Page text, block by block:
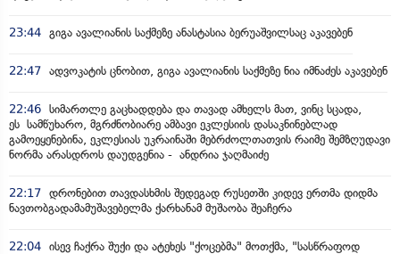
23:44 გიგა ავალიანის საქმეზე ანასტასია ბერუაშვილსაც აკავებენ
22:47 ადვოკატის ცნობით, გიგა ავალიანის საქმეზე ნია იმნაძეს აკავებენ
22:46 სიმართლე გაცხადდება და თავად ამხელს მათ, ვინც სცადა,
ეს სამწუხარო, მგრძნობიარე ამბავი ეკლესიის დასაკნინებლად
გამოეყენებინა, ეკლესიას უკრაინაში მებრძოლთათვის რაიმე შემზღუდავი
ნორმა არასდროს დაუდგენია - ანდრია ჯაღმაიძე
22:17 დრონებით თავდასხმის შედეგად რუსეთში კიდევ ერთმა დიდმა
ნავთობგადამამუშავებელმა ქარხანამ მუშაობა შეაჩერა
22:04 ისევ ჩაქრა შუქი და ატეხეს "ქოცებმა" მოთქმა, "სასწრაფოდ